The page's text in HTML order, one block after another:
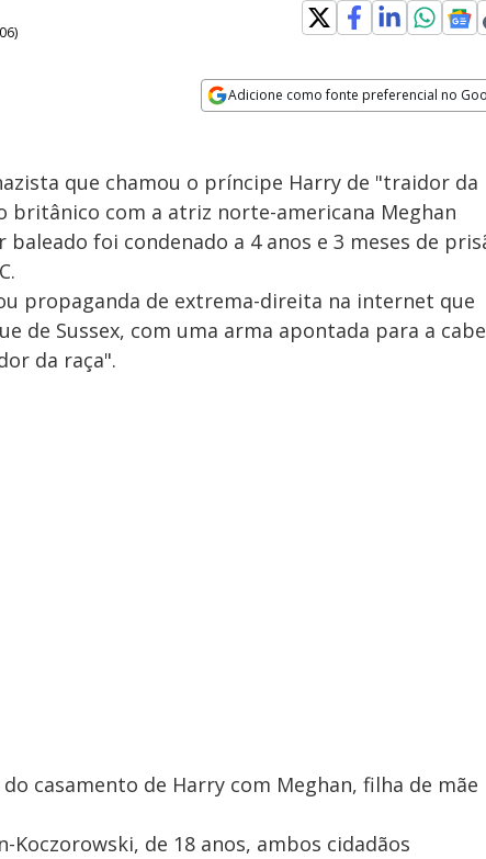
)
Adicione como fonte preferencial no
que chamou o príncipe Harry de "traidor da
britânico com a atriz norte-americana Meghan
foi condenado a 4 anos e 3 meses de
propaganda de extrema-direita na internet que
de Sussex, com uma arma apontada para a
da raça".
casamento de Harry com Meghan, filha de mãe
Koczorowski, de 18 anos, ambos cidadãos